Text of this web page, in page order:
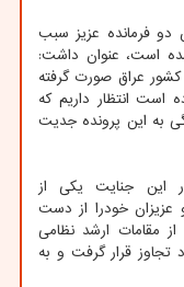
دو فرمانده عزیز سبب
است، عنوان داشت:
عراق صورت گرفته
است انتظار داریم که
به این پرونده جدیت
این جنایت یکی از
عزیزان خودرا از دست
مقامات ارشد نظامی
قرار گرفت و به